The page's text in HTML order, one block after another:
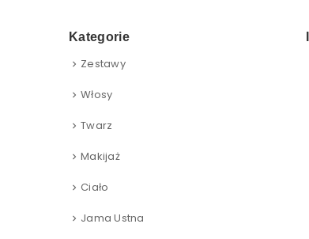
Kategorie
Zestawy
Włosy
Twarz
Makijaż
Ciało
Jama Ustna